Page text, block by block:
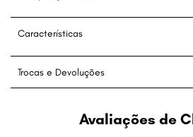
Características
Trocas e Devoluções
Avaliações de